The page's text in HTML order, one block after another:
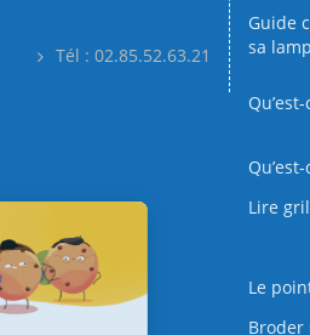
Tél : 02.85.52.63.21
Guide
sa
Lire
Le
Broder